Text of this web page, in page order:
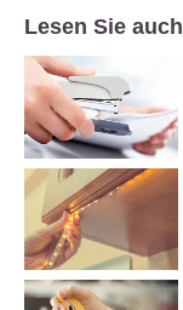
Lesen Sie auch